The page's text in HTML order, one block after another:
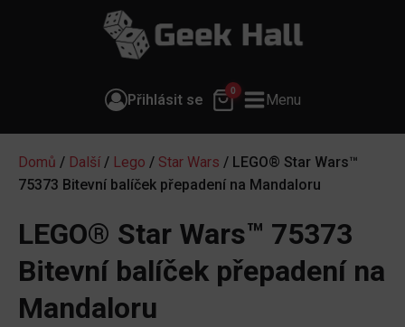
Přihlásit se
0
Menu
Domů / Další / Lego / Star Wars / LEGO® Star Wars™
75373 Bitevní balíček přepadení na Mandaloru
LEGO® Star Wars™ 75373
Bitevní balíček přepadení na
Mandaloru